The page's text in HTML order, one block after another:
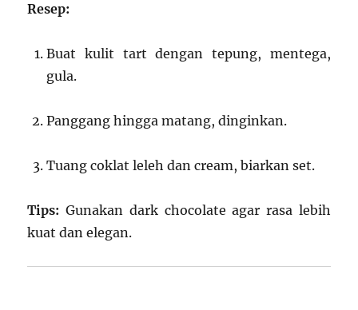
Resep:
Buat kulit tart dengan tepung, mentega,
gula.
Panggang hingga matang, dinginkan.
Tuang coklat leleh dan cream, biarkan set.
Tips: Gunakan dark chocolate agar rasa lebih
kuat dan elegan.